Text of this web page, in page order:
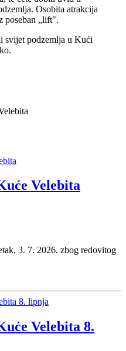
Osobita atrakcija
poseban „lift".
svijet podzemlja u Kući
Velebita
3. 7. 2026. zbog redovitog
Velebita 8.